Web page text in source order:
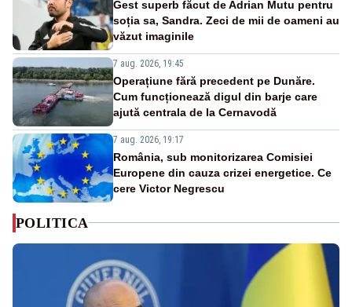
Gest superb făcut de Adrian Mutu pentru
soția sa, Sandra. Zeci de mii de oameni au
văzut imaginile
7 aug. 2026, 19:45
Operațiune fără precedent pe Dunăre.
Cum funcționează digul din barje care
ajută centrala de la Cernavodă
7 aug. 2026, 19:17
România, sub monitorizarea Comisiei
Europene din cauza crizei energetice. Ce
cere Victor Negrescu
POLITICA